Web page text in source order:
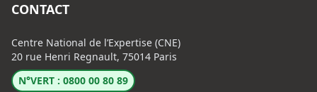
CONTACT
Centre National de l’Expertise (CNE)
20 rue Henri Regnault, 75014 Paris
N°VERT : 0800 00 80 89